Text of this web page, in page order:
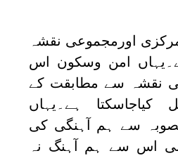
اورمجموعی نقشہ
امن وسکون اس
نقشہ سے مطابقت کے
ہے۔یہاں
سے ہم آہنگی کی
اس سے ہم آہنگ نہ